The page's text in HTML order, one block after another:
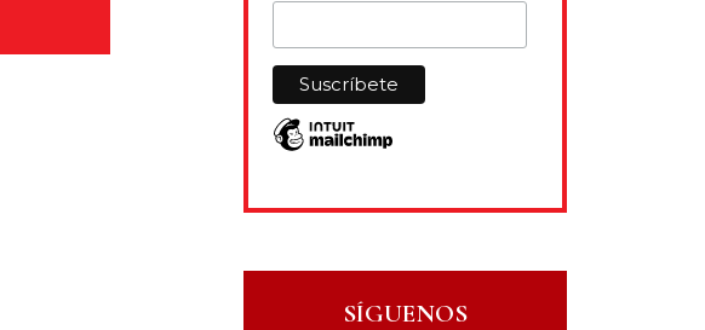
SÍGUENOS